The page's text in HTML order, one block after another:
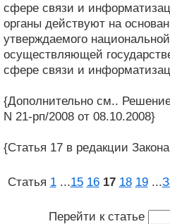
сфере связи и
органы действуют на
утверждаемого
осуществляющей
сфере связи и
{Дополнительно см..
N 21-рп/2008 от 08.10.2008}
{Статья 17 в редакции
Статья 1 ...15 16 17 18 19 ...
Перейти к статье